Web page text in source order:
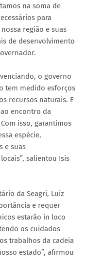
na soma de
para
região e suas
de desenvolvimento
o governo
tem medido esforços
recursos naturais. E
encontro da
isso, garantimos
espécie,
e suas
salientou Isis
da Seagri, Luiz
e requer
estarão in loco
os cuidados
trabalhos da cadeia
estado”, afirmou